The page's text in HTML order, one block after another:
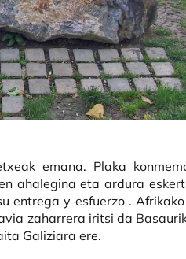
emana. Plaka
ahalegina eta ardura
entrega y esfuerzo .
zaharrera iritsi da
Galiziara ere.